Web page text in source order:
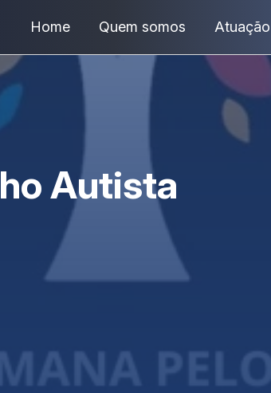
Home Quem somos Atuação
Autista